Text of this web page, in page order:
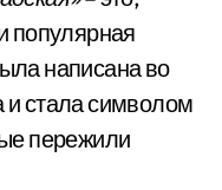
популярная
написана во
и стала символом
пережили